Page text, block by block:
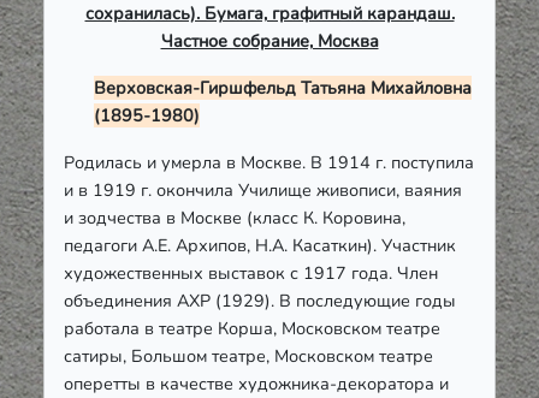
сохранилась). Бумага, графитный карандаш.
Частное собрание, Москва
Верховская-Гиршфельд Татьяна Михайловна
(1895-1980)
Родилась и умерла в Москве. В 1914 г. поступила
и в 1919 г. окончила Училище живописи, ваяния
и зодчества в Москве (класс К. Коровина,
педагоги А.Е. Архипов, Н.А. Касаткин). Участник
художественных выставок с 1917 года. Член
объединения АХР (1929). В последующие годы
работала в театре Корша, Московском театре
сатиры, Большом театре, Московском театре
оперетты в качестве художника-декоратора и